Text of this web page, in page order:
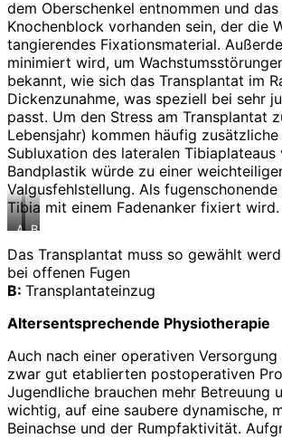
dem Oberschenkel entnommen und
Knochenblock vorhanden sein, der die
tangierendes Fixationsmaterial.
minimiert wird, um
bekannt, wie sich das Transplantat im
Dickenzunahme, was speziell bei sehr
passt. Um den Stress am Transplantat
Lebensjahr) kommen häufig
Subluxation des lateralen
Bandplastik würde zu einer
Valgusfehlstellung. Als
Tibia mit einem Fadenanker fixiert wird.
A B
Das Transplantat muss so gewählt
bei offenen Fugen
B: Transplantateinzug
Altersentsprechende Physiotherapie
Auch nach einer operativen
zwar gut etablierten postoperativen
Jugendliche brauchen mehr Betreuung
wichtig, auf eine saubere dynamische,
Beinachse und der Rumpfaktivität.